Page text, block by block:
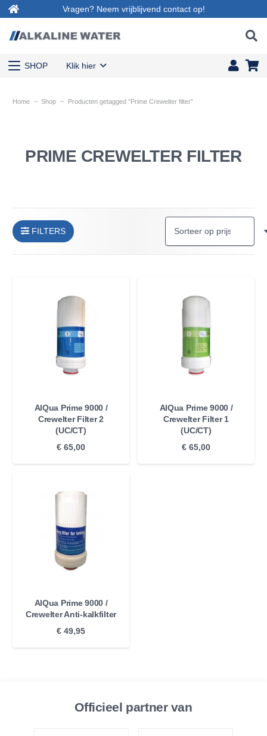
Vragen? Neem vrijblijvend contact op!
SHOP Klik hier
Home ~ Shop ~ Producten getagged “Prime Crewelter filter”
PRIME CREWELTER FILTER
FILTERS
AlQua Prime 9000 /
Crewelter Filter 2
(UC/CT)
€ 65,00
AlQua Prime 9000 /
Crewelter Filter 1
(UC/CT)
€ 65,00
AlQua Prime 9000 /
Crewelter Anti-kalkfilter
€ 49,95
Officieel partner van